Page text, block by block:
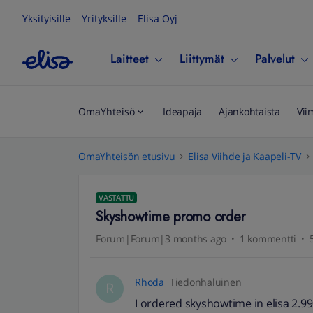
Yksityisille Yrityksille Elisa Oyj
Laitteet Liittymät Palvelut
OmaYhteisö Ideapaja Ajankohtaista
OmaYhteisön etusivu Elisa Viihde ja Kaapeli-TV
VASTATTU
Skyshowtime promo order
Forum|Forum|3 months ago 1 kommentti
R Rhoda Tiedonhaluinen
I ordered skyshowtime in elisa